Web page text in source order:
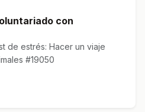
con
de estrés: Hacer un viaje
#19050